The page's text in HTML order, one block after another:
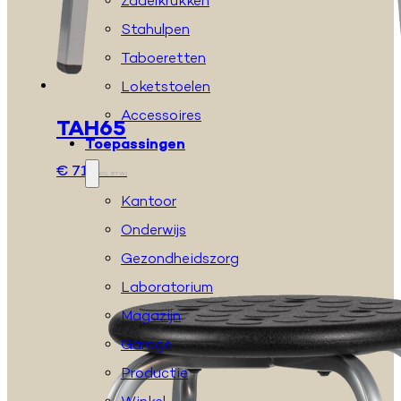
Stahulpen
Taboeretten
Loketstoelen
Accessoires
Toepassingen
Kantoor
Onderwijs
Gezondheidszorg
Laboratorium
Magazijn
Garage
Productie
TAH65
€71 (EXCL. BTW)